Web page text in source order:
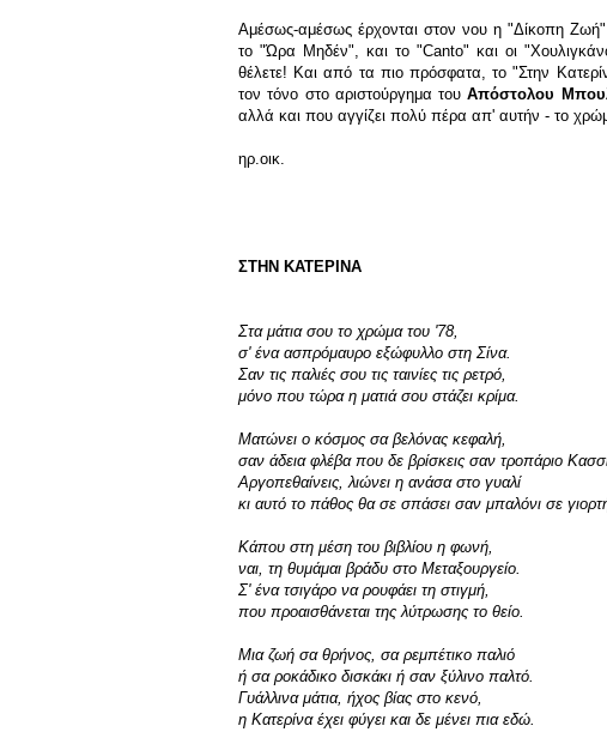
Αμέσως-αμέσως έρχονται στον νου η "Δίκοπη
το "Ώρα Μηδέν", και το "Canto" και οι
θέλετε! Και από τα πιο πρόσφατα, το "Στην
τον τόνο στο αριστούργημα τουΑπόστολου
αλλά και που αγγίζει πολύ πέρα απ' αυτήν - το
ηρ.οικ.
ΣΤΗΝ ΚΑΤΕΡΙΝΑ
Στα μάτια σου το χρώμα του '78,
σ' ένα ασπρόμαυρο εξώφυλλο στη Σίνα.
Σαν τις παλιές σου τις ταινίες τις ρετρό,
μόνο που τώρα η ματιά σου στάζει κρίμα.
Ματώνει ο κόσμος σα βελόνας κεφαλή,
σαν άδεια φλέβα που δε βρίσκεις σαν τροπάριο
Αργοπεθαίνεις, λιώνει η ανάσα στο γυαλί
κι αυτό το πάθος θα σε σπάσει σαν μπαλόνι σε
Κάπου στη μέση του βιβλίου η φωνή,
ναι, τη θυμάμαι βράδυ στο Μεταξουργείο.
Σ' ένα τσιγάρο να ρουφάει τη στιγμή,
που προαισθάνεται της λύτρωσης το θείο.
Μια ζωή σα θρήνος, σα ρεμπέτικο παλιό
ή σα ροκάδικο δισκάκι ή σαν ξύλινο παλτό.
Γυάλλινα μάτια, ήχος βίας στο κενό,
η Κατερίνα έχει φύγει και δε μένει πια εδώ.